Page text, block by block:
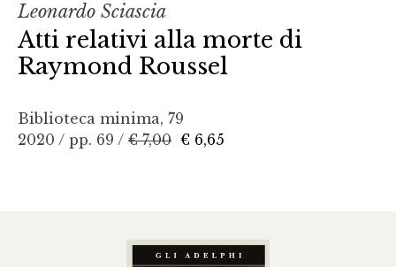
Leonardo Sciascia
Atti relativi alla morte di
Raymond Roussel
Biblioteca minima, 79
2020 / pp. 69 / € 7,00 € 6,65